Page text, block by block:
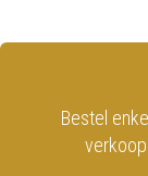
Bestel